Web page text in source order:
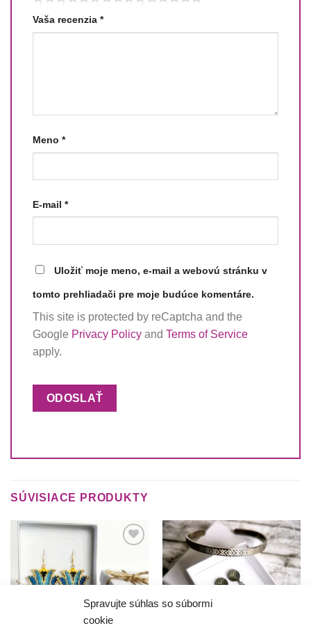
Spravujte súhlas so súbormi
cookie
Vaša recenzia *
Meno *
E-mail *
Uložiť moje meno, e-mail a webovú stránku v
tomto prehliadači pre moje budúce komentáre.
This site is protected by reCaptcha and the
Google Privacy Policy and Terms of Service
apply.
SÚVISIACE PRODUKTY
si prosím
Túto
krasotinku
si prosím